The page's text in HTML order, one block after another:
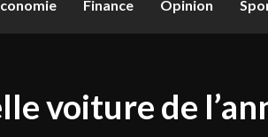
Finance Opinion
voiture de